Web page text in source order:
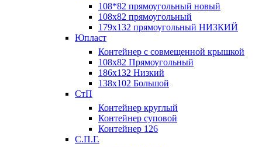
108*82 прямоугольный новый
108х82 прямоугольный
179х132 прямоугольный НИЗКИЙ
Юпласт
Контейнер с совмещенной крышкой
108х82 Прямоугольный
186х132 Низкий
138х102 Большой
СтП
Контейнер круглый
Контейнер суповой
Контейнер 126
С.П.Г.